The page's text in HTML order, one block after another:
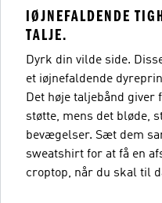
IØJNEFALDENDE
TALJE.
Dyrk din vilde side.
et iøjnefaldende
Det høje taljebånd
støtte, mens det bløde,
bevægelser. Sæt dem
sweatshirt for at få en
croptop, når du skal til